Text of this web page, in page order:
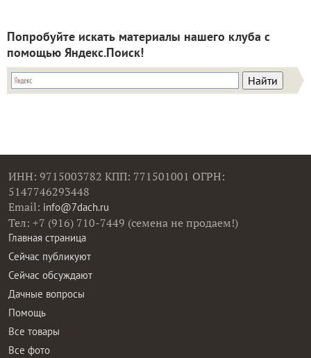
Попробуйте искать материалы нашего клуба с
помощью Яндекс.Поиск!
ИНН: 9715003782 КПП: 771501001 ОГРН:
5147746293448
Email: info@7dach.ru
Тел: +7 (916) 710-7449 (семена не продаем!)
Главная страница
Сейчас публикуют
Сейчас обсуждают
Дачные вопросы
Помощь
Все товары
Все фото